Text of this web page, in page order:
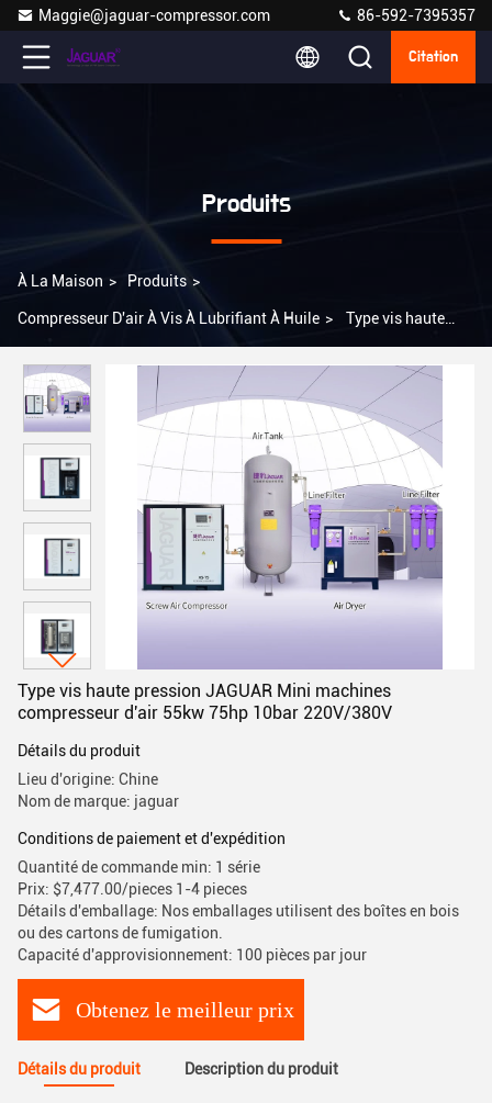
Maggie@jaguar-compressor.com 86-592-7395357
Citation
Produits
À La Maison > Produits >
Compresseur D'air À Vis À Lubrifiant À Huile > Type vis haute
10bar 220V/380V
Type vis haute pression JAGUAR Mini machines
compresseur d'air 55kw 75hp 10bar 220V/380V
Détails du produit
Lieu d'origine: Chine
Nom de marque: jaguar
Conditions de paiement et d'expédition
Quantité de commande min: 1 série
Prix: $7,477.00/pieces 1-4 pieces
Détails d'emballage: Nos emballages utilisent des boîtes en bois
ou des cartons de fumigation.
Capacité d'approvisionnement: 100 pièces par jour
Obtenez le meilleur prix
Détails du produit Description du produit